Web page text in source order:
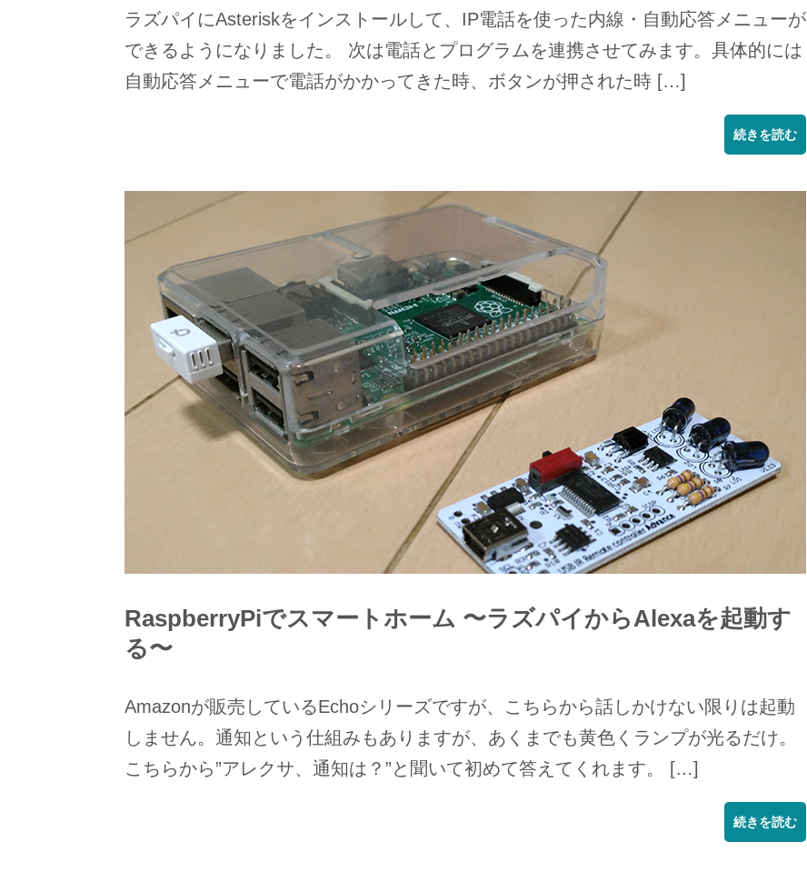
ラズパイにAsteriskをインストールして、IP電話を使った内線・自動応答メニューが
できるようになりました。 次は電話とプログラムを連携させてみます。具体的には
自動応答メニューで電話がかかってきた時、ボタンが押された時 […]
続きを読む
RaspberryPiでスマートホーム 〜ラズパイからAlexaを起動す
る〜
Amazonが販売しているEchoシリーズですが、こちらから話しかけない限りは起動
しません。通知という仕組みもありますが、あくまでも黄色くランプが光るだけ。
こちらから”アレクサ、通知は？”と聞いて初めて答えてくれます。 […]
続きを読む